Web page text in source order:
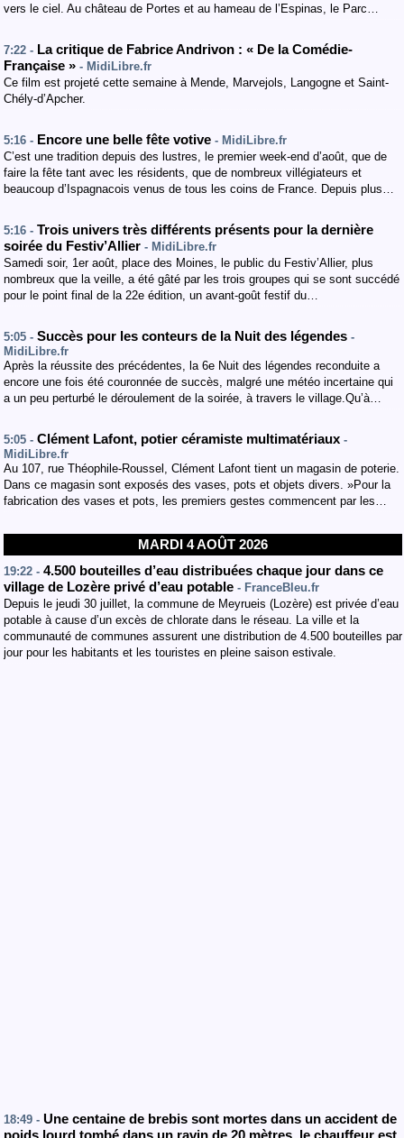
vers le ciel. Au château de Portes et au hameau de l’Espinas, le Parc…
7:22 - La critique de Fabrice Andrivon : « De la Comédie-
Française » - MidiLibre.fr
Ce film est projeté cette semaine à Mende, Marvejols, Langogne et Saint-
Chély-d’Apcher.
5:16 - Encore une belle fête votive - MidiLibre.fr
C’est une tradition depuis des lustres, le premier week-end d’août, que de
faire la fête tant avec les résidents, que de nombreux villégiateurs et
beaucoup d’Ispagnacois venus de tous les coins de France. Depuis plus…
5:16 - Trois univers très différents présents pour la dernière
soirée du Festiv’Allier - MidiLibre.fr
Samedi soir, 1er août, place des Moines, le public du Festiv’Allier, plus
nombreux que la veille, a été gâté par les trois groupes qui se sont succédé
pour le point final de la 22e édition, un avant-goût festif du…
5:05 - Succès pour les conteurs de la Nuit des légendes -
MidiLibre.fr
Après la réussite des précédentes, la 6e Nuit des légendes reconduite a
encore une fois été couronnée de succès, malgré une météo incertaine qui
a un peu perturbé le déroulement de la soirée, à travers le village.Qu’à…
5:05 - Clément Lafont, potier céramiste multimatériaux -
MidiLibre.fr
Au 107, rue Théophile-Roussel, Clément Lafont tient un magasin de poterie.
Dans ce magasin sont exposés des vases, pots et objets divers. »Pour la
fabrication des vases et pots, les premiers gestes commencent par les…
MARDI 4 AOÛT 2026
19:22 - 4.500 bouteilles d’eau distribuées chaque jour dans ce
village de Lozère privé d’eau potable - FranceBleu.fr
Depuis le jeudi 30 juillet, la commune de Meyrueis (Lozère) est privée d’eau
potable à cause d’un excès de chlorate dans le réseau. La ville et la
communauté de communes assurent une distribution de 4.500 bouteilles par
jour pour les habitants et les touristes en pleine saison estivale.
18:49 - Une centaine de brebis sont mortes dans un accident de